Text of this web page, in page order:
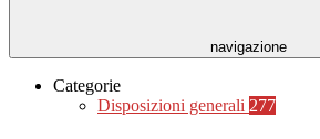
navigazione
Categorie
Disposizioni generali 277